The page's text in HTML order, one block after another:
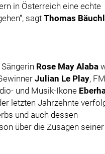
in Österreich eine echte
sagt Thomas Bäuchl
Rose May Alaba
Julian Le Play,
und Musik-Ikone
letzten Jahrzehnte
und auch dessen
über die Zusagen seiner